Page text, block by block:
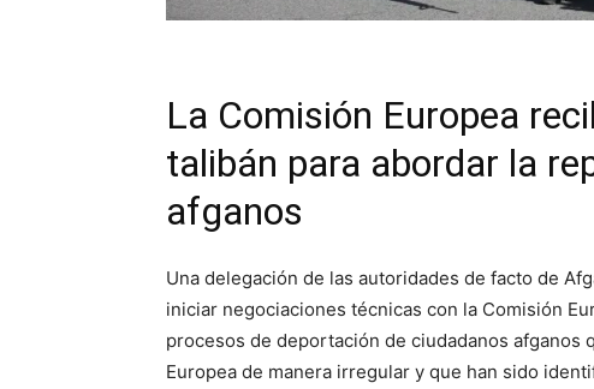
La Comisión Europea
talibán para abordar la
afganos
Una delegación de las autoridades de facto de
iniciar negociaciones técnicas con la Comisión
procesos de deportación de ciudadanos
Europea de manera irregular y que han sido